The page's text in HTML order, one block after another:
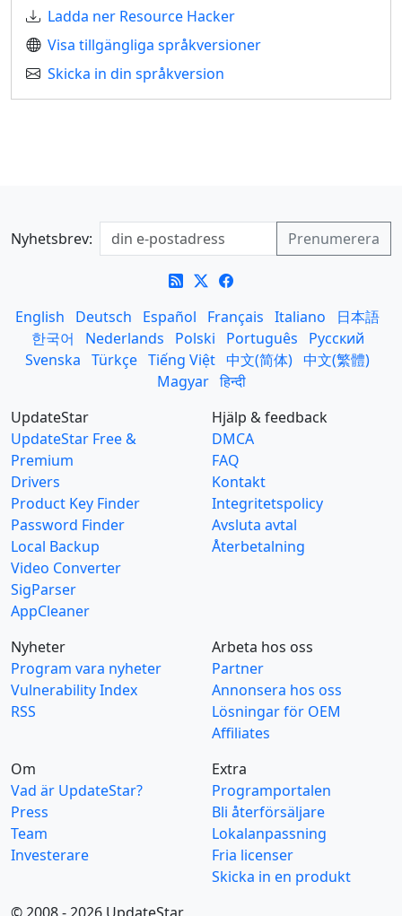
Ladda ner Resource Hacker
Visa tillgängliga språkversioner
Skicka in din språkversion
Nyhetsbrev:
English Deutsch Español Français Italiano
日本語
한국어
Nederlands Polski Português
Русский
Svenska Türkçe Tiếng Việt 中文(简体) 中文(繁體)
Magyar हिन्दी
UpdateStar
UpdateStar Free &
Premium
Drivers
Product Key Finder
Password Finder
Local Backup
Video Converter
SigParser
AppCleaner
Hjälp & feedback
DMCA
FAQ
Kontakt
Integritetspolicy
Avsluta avtal
Återbetalning
Nyheter
Program vara nyheter
Vulnerability Index
RSS
Arbeta hos oss
Partner
Annonsera hos oss
Lösningar för OEM
Affiliates
Om
Vad är UpdateStar?
Press
Team
Investerare
Extra
Programportalen
Bli återförsäljare
Lokalanpassning
Fria licenser
Skicka in en produkt